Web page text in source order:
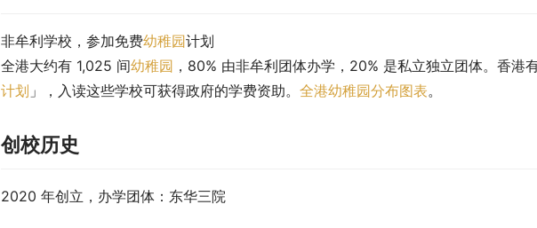
非牟利学校，参加免费幼稚园计划
全港大约有 1,025 间幼稚园 ，80% 由非牟利团体办学，20% 是私立独立团体。香港
计划 」，入读这些学校可获得政府的学费资助。 全港幼稚园分布图表。
创校历史
2020 年创立，办学团体：东华三院